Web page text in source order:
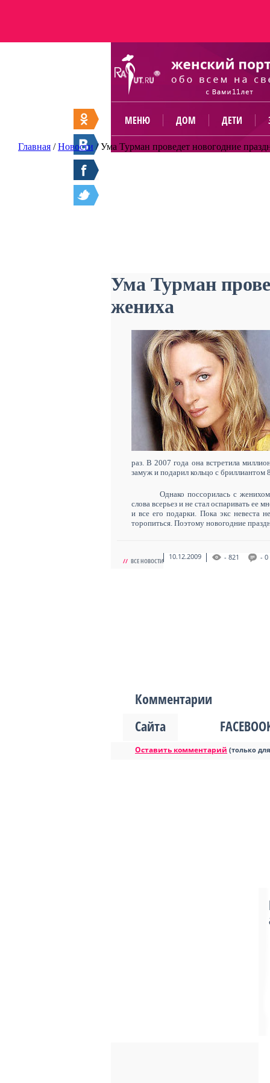
МЕНЮ ДОМ ДЕТИ
Главная /Новости /Ума Турман проведет новогодние
Ума Турман
жениха
раз. В 2007 года она встретила
замуж и подарил кольцо с бриллиантом
Однако поссорилась с
слова всерьез и не стал оспаривать ее
и все его подарки. Пока экс невеста
торопиться. Поэтому новогодние
// ВСЕ НОВОСТИ 10.12.2009 - 821 - 0
Комментарии
Сайта
Оставить комментарий (только